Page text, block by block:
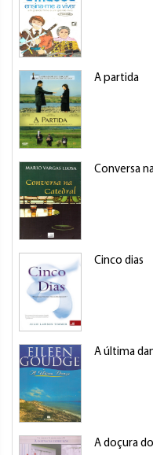
A partida
Conversa
Cinco dias
A última
A doçura